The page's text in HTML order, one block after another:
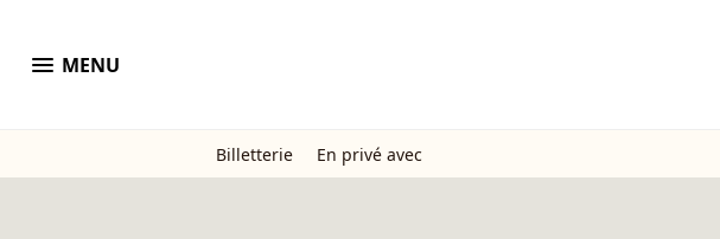
menu MENU
Billetterie En privé avec